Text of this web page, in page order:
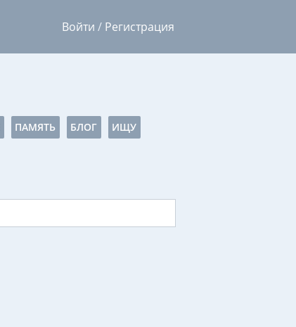
Войти / Регистрация
ПАМЯТЬ БЛОГ ИЩУ